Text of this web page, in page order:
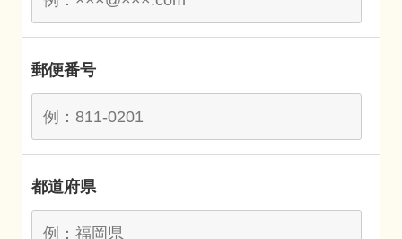
郵便番号
都道府県